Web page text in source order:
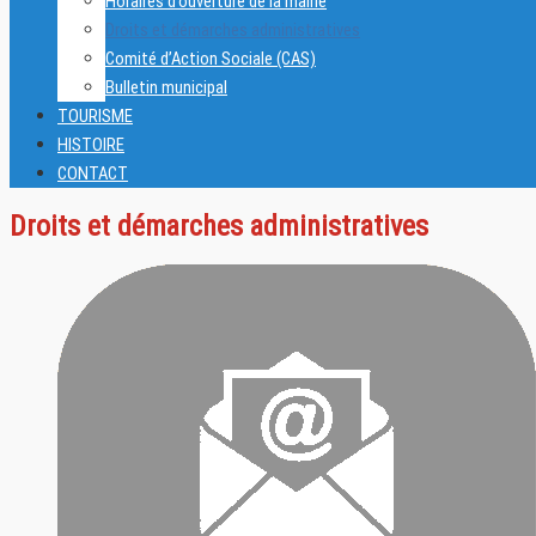
Droits et démarches administratives
Comité d’Action Sociale (CAS)
Bulletin municipal
TOURISME
HISTOIRE
CONTACT
Droits et démarches administratives